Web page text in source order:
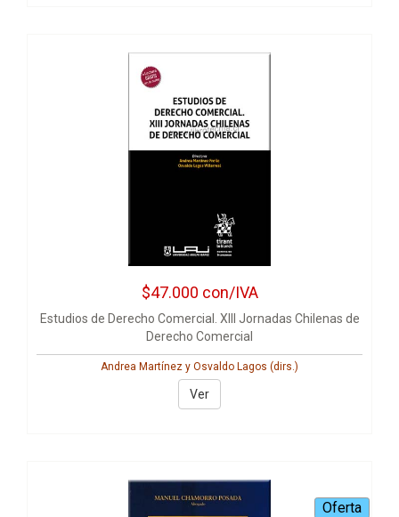
$47.000 con/IVA
Estudios de Derecho Comercial. XIII Jornadas Chilenas de
Derecho Comercial
Andrea Martínez y Osvaldo Lagos (dirs.)
Ver